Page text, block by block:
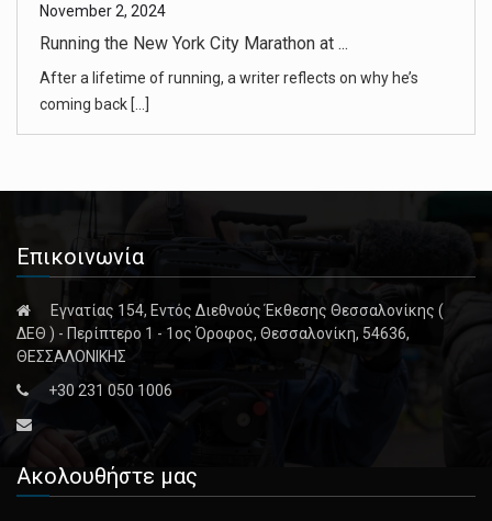
November 2, 2024
NYC Marathon Guide 2024: The Route, St ...
Everything you need to know about Sunday’s five-borough
race. [...]
with a Ma [...]
October 31, 2024
How Election Coverage Extends Beyond P ...
Nearly every team at The Times has some hand in election
November 2, 2024
Photographing Every President Since Re ...
Επικοινωνία
Εγνατίας 154, Εντός Διεθνούς Έκθεσης Θεσσαλονίκης (
ΔΕΘ ) - Περίπτερο 1 - 1ος Όροφος, Θεσσαλονίκη, 54636,
ΘΕΣΣΑΛΟΝΙΚΗΣ
+30 231 050 1006
Ακολουθήστε μας